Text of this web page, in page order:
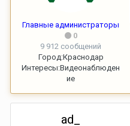
Главные администраторы
0
9 912 сообщений
Город:Краснодар
Интересы:Видеонаблюден
ие
ad_